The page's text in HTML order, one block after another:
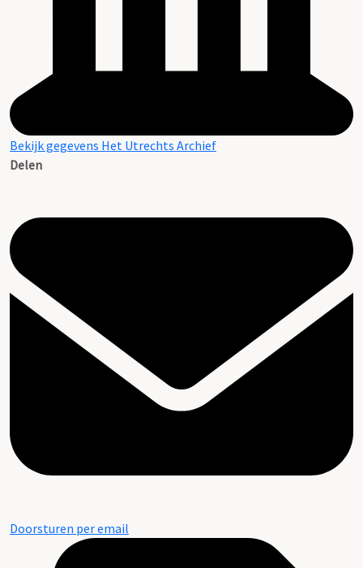
Bekijk gegevens Het Utrechts Archief
Delen
Doorsturen per email